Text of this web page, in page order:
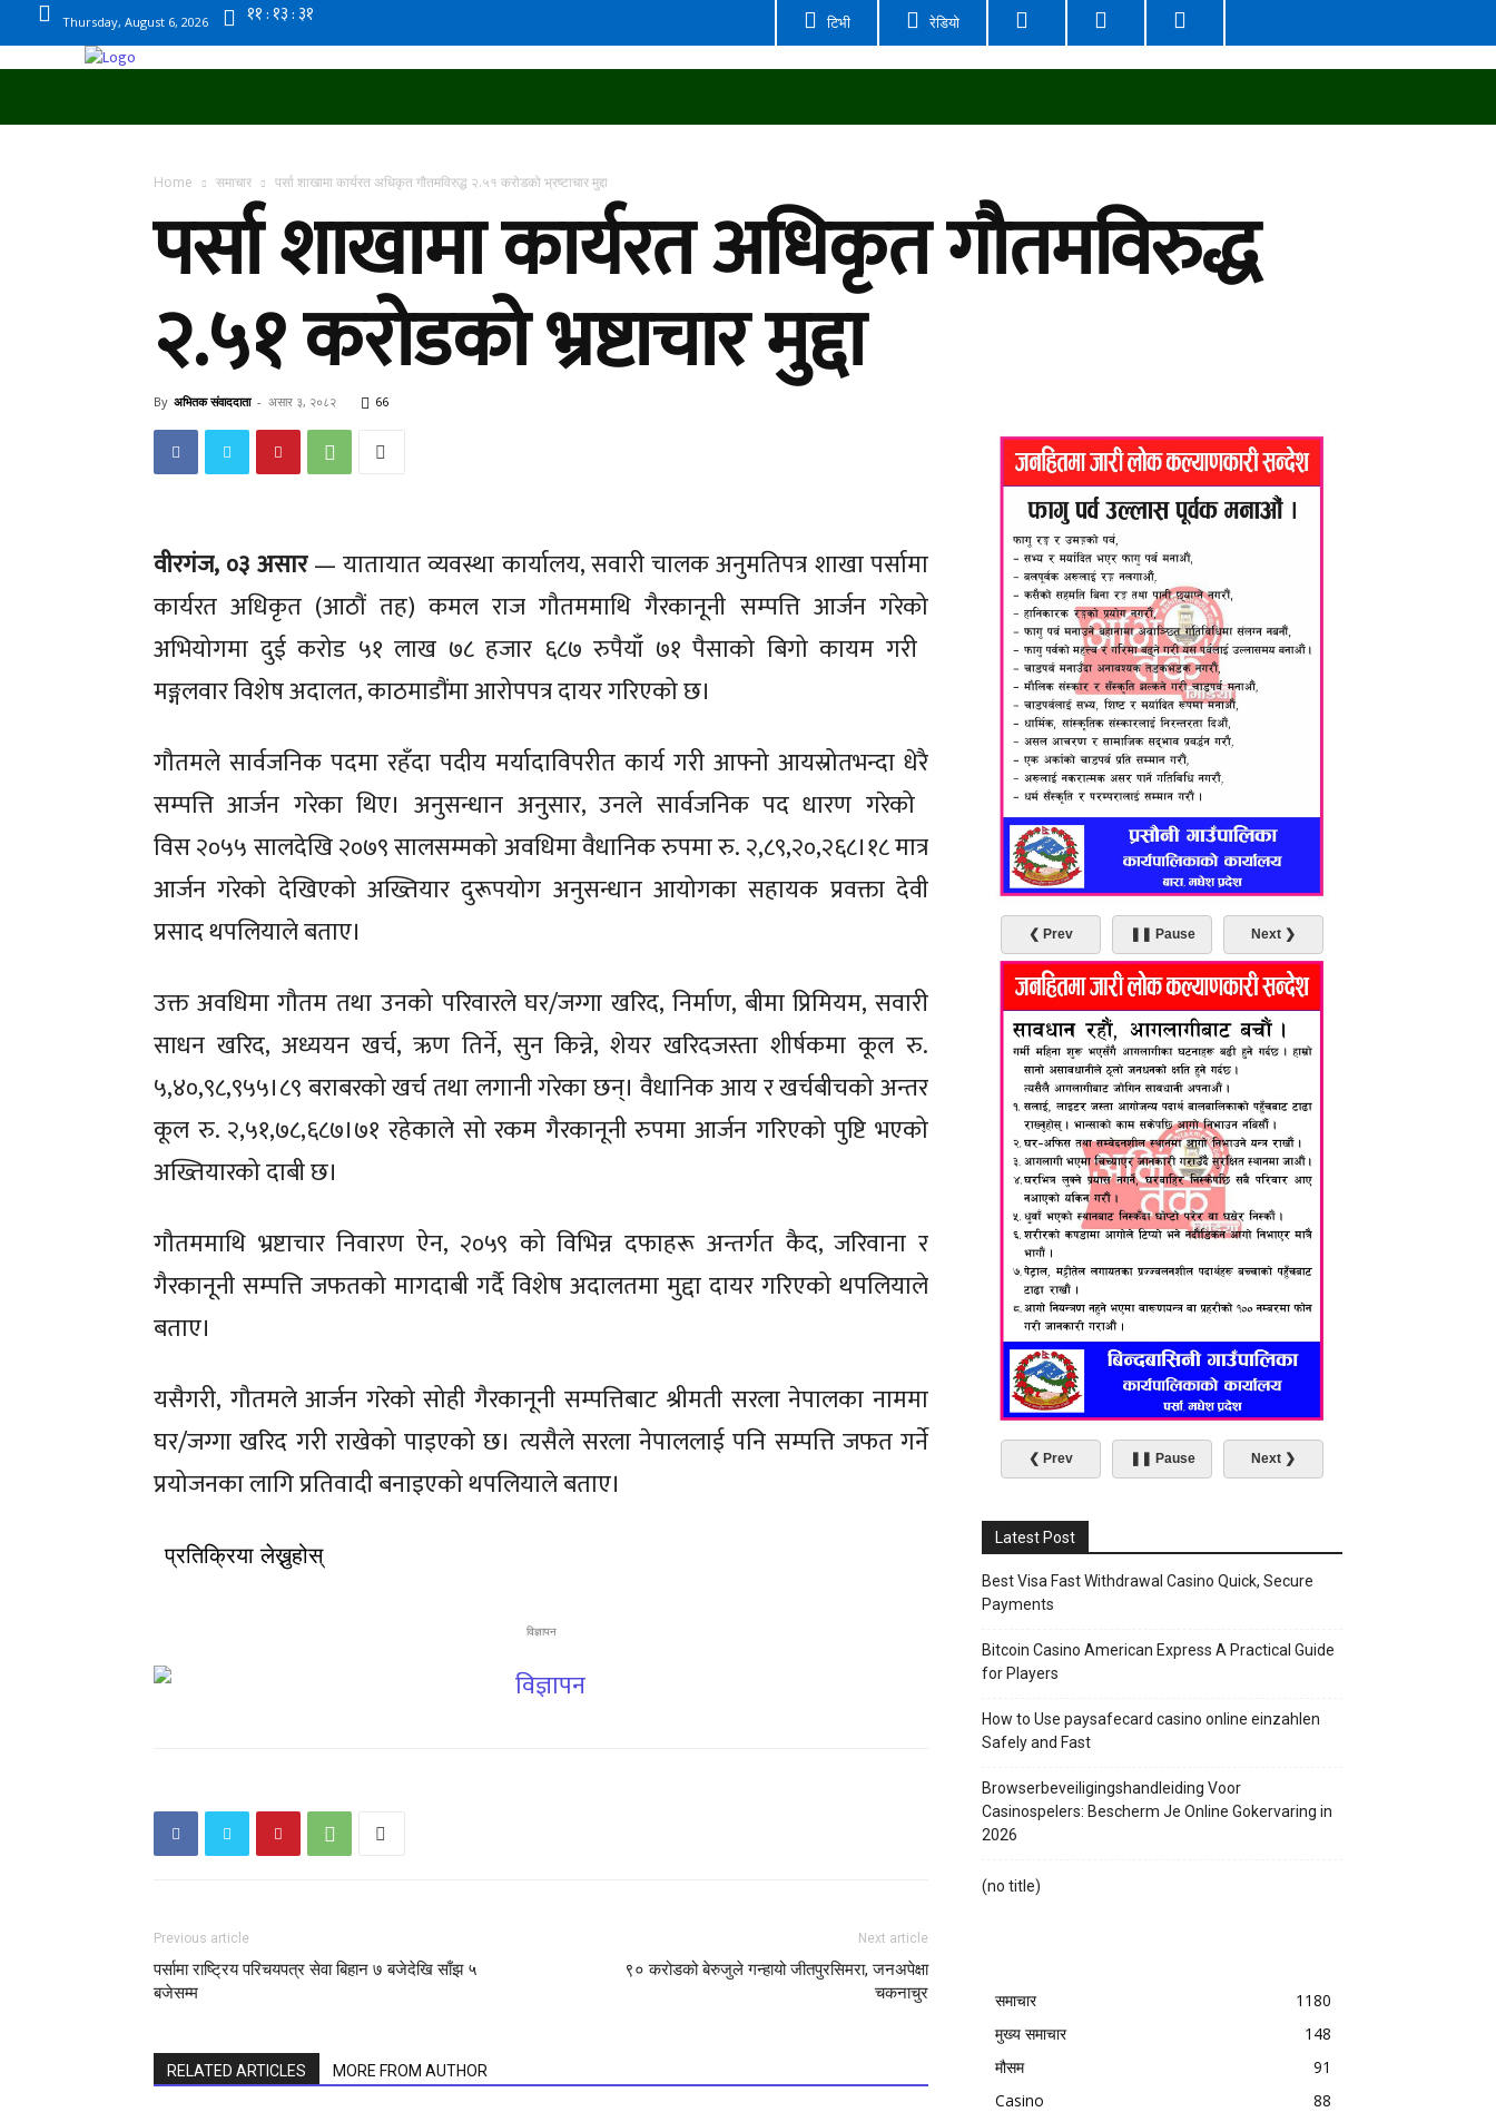
Thursday, August 6, 2026 टिभी रेडियो
Home समाचार पर्सा शाखामा कार्यरत अधिकृत गौतमविरुद्ध २.५१ करोडको भ्रष्टाचार मुद्दा
पर्सा शाखामा कार्यरत अधिकृत गौतमविरुद्ध
२.५१ करोडको भ्रष्टाचार मुद्दा
By अभितक संवाददाता - असार ३, २०८२ 66
वीरगंज,​०३असार— यातायात व्यवस्था कार्यालय, सवारी चालक अनुमतिपत्र शाखा पर्सामा
कार्यरत अधिकृत (आठौं तह) कमल राज गौतममाथि गैरकानूनी सम्पत्ति आर्जन गरेको
अभियोगमा दुई करोड ५१ लाख ७८ हजार ६८७ रुपैयाँ ७१ पैसाको बिगो कायम गरी
मङ्गलवारविशेष अदालत, काठमाडौंमा आरोपपत्र दायर गरिएको छ।
गौतमले सार्वजनिक पदमा रहँदा पदीय मर्यादाविपरीत कार्य गरी आफ्नो आयस्रोतभन्दा धेरै
सम्पत्ति आर्जन गरेका थिए। अनुसन्धान अनुसार, उनले सार्वजनिक पद धारण गरेको
विस२०५५ सालदेखि २०७९ सालसम्मको अवधिमा वैधानिक रुपमा रु. २,८९,२०,२६८।१८ मात्र
आर्जन गरेको देखिएको अख्तियार दुरूपयोग अनुसन्धान आयोग​कासहायक प्रवक्ता देवी
प्रसाद थपलिया​ले बताए।
उक्त अवधिमा गौतम तथा उनको परिवारले घर/जग्गा खरिद, निर्माण, बीमा प्रिमियम, सवारी
साधन खरिद, अध्ययन खर्च, ऋण तिर्ने, सुन किन्ने, शेयर खरिदजस्ता शीर्षकमा कूल रु.
५,४०,९८,९५५।८९ बराबरको खर्च तथा लगानी गरेका छन्। वैधानिक आय र खर्चबीचको अन्तर
कूल रु. २,५१,७८,६८७।७१ रहेकाले सो रकम गैरकानूनी रुपमा आर्जन गरिएको पुष्टि भएको
अख्तियारको दाबी छ।
गौतममाथि भ्रष्टाचार निवारण ऐन, २०५९ को विभिन्न दफाहरू अन्तर्गत कैद, जरिवाना र
गैरकानूनी सम्पत्ति जफतको मागदाबी गर्दै विशेष अदालतमा मुद्दा दायर गरिएकोथपलिया​ले
बताए।
यसैगरी, गौतमले आर्जन गरेको सोही गैरकानूनी सम्पत्तिबाट श्रीमती सरला नेपालका नाममा
घर/जग्गा खरिद गरी राखेको पाइएको छ। त्यसैले सरला नेपाललाई पनि सम्पत्ति जफत गर्ने
प्रयोजनका लागि प्रतिवादी बनाइएको​थपलियाले बताए।
प्रतिक्रिया लेख्नुहोस्
विज्ञापन
Previous article
पर्सामा राष्ट्रिय परिचयपत्र सेवा बिहान ७ बजेदेखि साँझ ५
बजेसम्म
Next article
९० करोडको बेरुजुले गन्हायो जीतपुरसिमरा, जनअपेक्षा
चकनाचुर
RELATED ARTICLES MORE FROM AUTHOR
❮ Prev ❚❚ Pause Next ❯
❮ Prev ❚❚ Pause Next ❯
Latest Post
Best Visa Fast Withdrawal Casino Quick, Secure
Payments
Bitcoin Casino American Express A Practical Guide
for Players
How to Use paysafecard casino online einzahlen
Safely and Fast
Browserbeveiligingshandleiding Voor
Casinospelers: Bescherm Je Online Gokervaring in
2026
(no title)
समाचार
1180
मुख्य समाचार
148
मौसम
91
Casino
88